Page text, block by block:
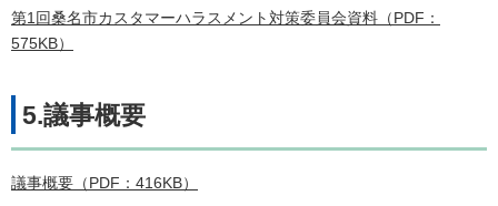
第1回桑名市カスタマーハラスメント対策委員会資料（PDF：
575KB）
5.議事概要
議事概要（PDF：416KB）